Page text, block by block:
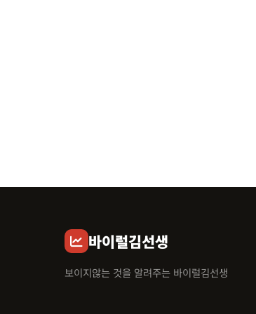
바이럴김선생
보이지않는 것을 알려주는 바이럴김선생